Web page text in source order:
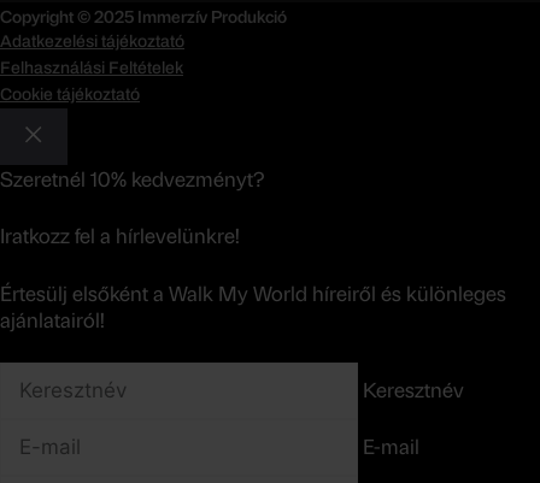
Copyright © 2025 Immerzív Produkció
Adatkezelési tájékoztató
Felhasználási Feltételek
Cookie tájékoztató
Szeretnél 10% kedvezményt?
Iratkozz fel a hírlevelünkre!
Értesülj elsőként a Walk My World híreiről és különleges
ajánlatairól!
Keresztnév
E-mail